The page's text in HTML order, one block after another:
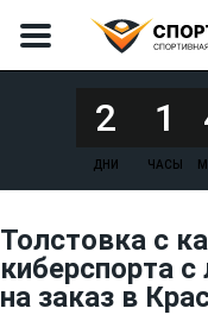
2
ДНИ
1
ЧАСЫ
Толстовка с
киберспорта
на заказ в